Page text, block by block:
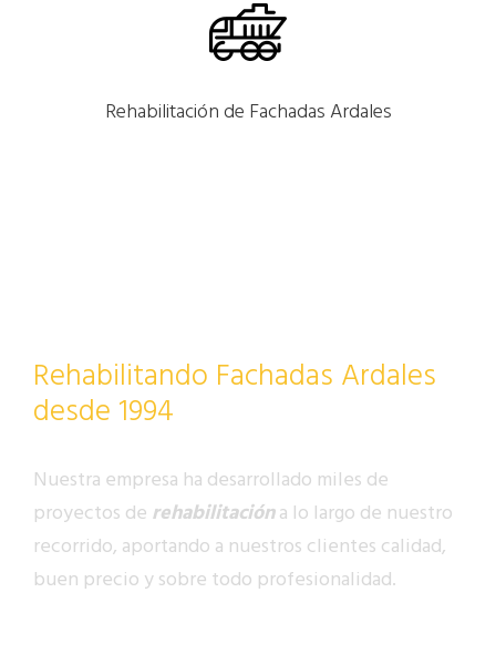
Rehabilitación de Fachadas Ardales
Rehabilitando Fachadas Ardales
desde 1994
Nuestra empresa ha desarrollado miles de
proyectos de rehabilitacióna lo largo de nuestro
recorrido, aportando a nuestros clientes calidad,
buen precio y sobre todo profesionalidad.